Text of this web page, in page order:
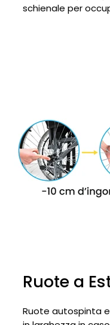
schienale per
Ruote a
Ruote autospinta